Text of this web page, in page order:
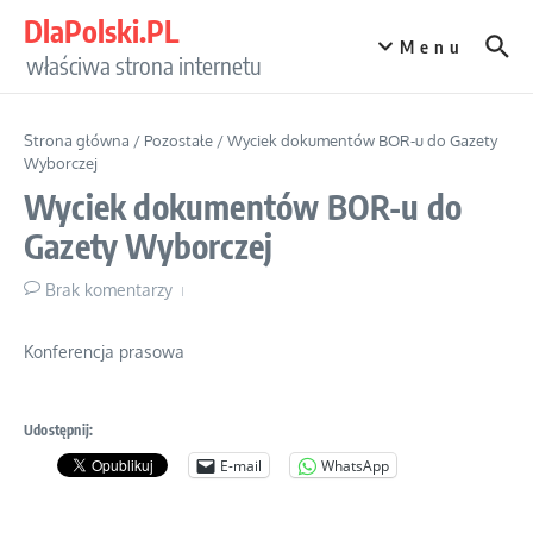
DlaPolski.PL
właściwa strona internetu
Menu
Strona główna / Pozostałe /Wyciek dokumentów BOR-u do Gazety
Wyborczej
Wyciek dokumentów BOR-u do
Gazety Wyborczej
Brak komentarzy
Konferencja prasowa
Udostępnij:
E-mail WhatsApp